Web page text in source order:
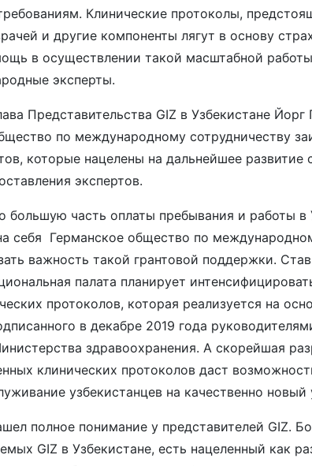
Клинические протоколы,
и другие компоненты лягут в основу
в осуществлении такой масштабной
эксперты.
Представительства GIZ в Узбекистане Йорг
по международному сотрудничеству
которые нацелены на дальнейшее развитие
экспертов.
большую часть оплаты пребывания и работы в
себя Германское общество по
важность такой грантовой поддержки.
палата планирует
протоколов, которая реализуется на
в декабре 2019 года
здравоохранения. А скорейшая
клинических протоколов даст
узбекистанцев на качественно новый
полное понимание у представителей GIZ.
GIZ в Узбекистане, есть нацеленный как